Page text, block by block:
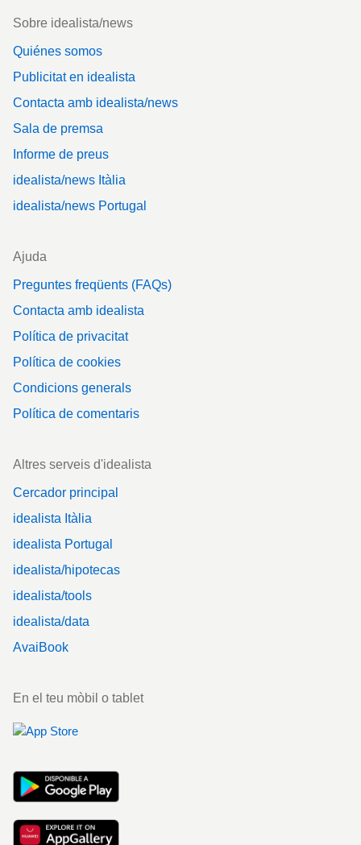
Footer
Sobre idealista/news
Quiénes somos
Publicitat en idealista
Contacta amb idealista/news
Sala de premsa
Informe de preus
idealista/news Itàlia
idealista/news Portugal
Ajuda
Preguntes freqüents (FAQs)
Contacta amb idealista
Política de privacitat
Política de cookies
Condicions generals
Política de comentaris
Altres serveis d'idealista
Cercador principal
idealista Itàlia
idealista Portugal
idealista/hipotecas
idealista/tools
idealista/data
AvaiBook
En el teu mòbil o tablet